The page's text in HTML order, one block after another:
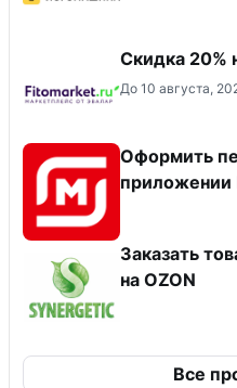
Скидка 20%
До 10 августа,
Оформить
приложении
Заказать
на OZON
Все